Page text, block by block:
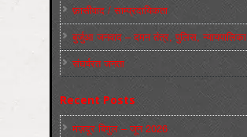
फ़ासीवाद / साम्‍प्रदायिकता
बुर्जुआ जनवाद – दमन तंत्र, पुलिस, न्‍यायपालिका
संघर्षरत जनता
Recent Posts
मज़दूर बिगुल – जून 2026